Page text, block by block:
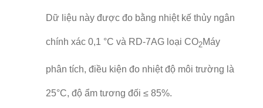
Dữ liệu này được đo bằng nhiệt kế thủy ngân
chính xác 0,1 °C và RD-7AG loại CO2Máy
phân tích, điều kiện đo nhiệt độ môi trường là
25°C, độ ẩm tương đối ≤ 85%.